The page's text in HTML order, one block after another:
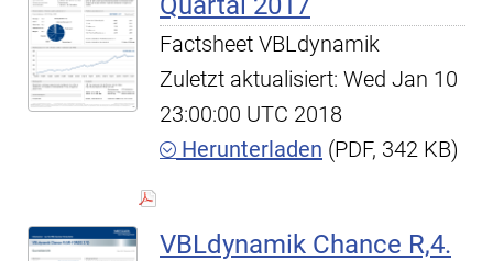
Factsheet VBLdynamik
Zuletzt aktualisiert: Wed Jan 10
23:00:00 UTC 2018
Herunterladen (PDF, 342 KB)
VBLdynamik Chance R,4.